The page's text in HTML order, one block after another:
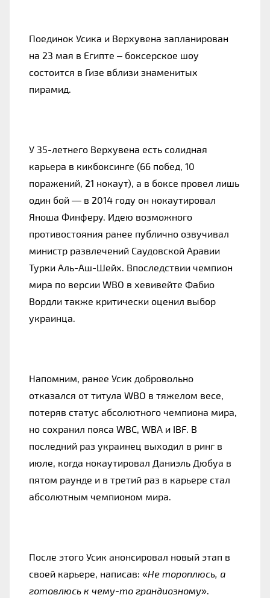
Поединок Усика и Верхувена запланирован
на 23 мая в Египте – боксерское шоу
состоится в Гизе вблизи знаменитых
пирамид.
У 35-летнего Верхувена есть солидная
карьера в кикбоксинге (66 побед, 10
поражений, 21 нокаут), а в боксе провел лишь
один бой — в 2014 году он нокаутировал
Яноша Финферу. Идею возможного
противостояния ранее публично озвучивал
министр развлечений Саудовской Аравии
Турки Аль-Аш-Шейх. Впоследствии чемпион
мира по версии WBO в хевивейте Фабио
Вордли также критически оценил выбор
украинца.
Напомним, ранее Усик добровольно
отказался от титула WBO в тяжелом весе,
потеряв статус абсолютного чемпиона мира,
но сохранил пояса WBC, WBA и IBF. В
последний раз украинец выходил в ринг в
июле, когда нокаутировал Даниэль Дюбуа в
пятом раунде и в третий раз в карьере стал
абсолютным чемпионом мира.
После этого Усик анонсировал новый этап в
своей карьере, написав: «Не тороплюсь, а
готовлюсь к чему-то грандиозному».